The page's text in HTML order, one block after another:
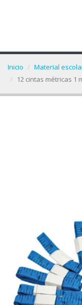
Inicio Material
12 cintas métricas 1